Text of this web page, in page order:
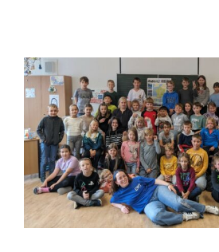
Zeige
grösseres
Bild